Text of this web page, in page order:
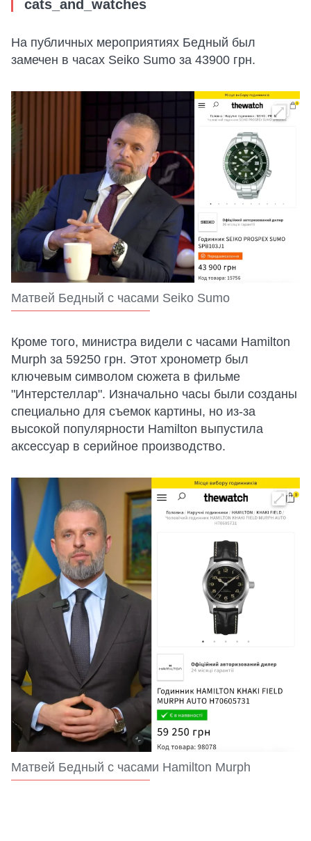
cats_and_watches
На публичных мероприятиях Бедный был
замечен в часах Seiko Sumo за 43900 грн.
Матвей Бедный с часами Seiko Sumo
Кроме того, министра видели с часами Hamilton
Murph за 59250 грн. Этот хронометр был
ключевым символом сюжета в фильме
"Интерстеллар". Изначально часы были созданы
специально для съемок картины, но из-за
высокой популярности Hamilton выпустила
аксессуар в серийное производство.
Матвей Бедный с часами Hamilton Murph